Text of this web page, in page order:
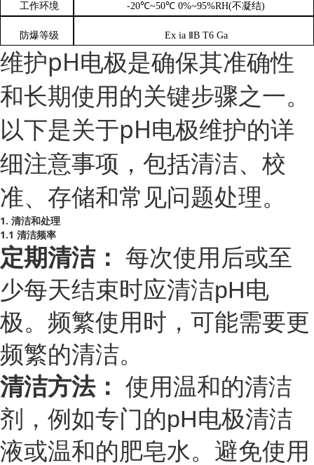
工作环境 -20℃~50℃ 0%~95%RH(不凝结)
防爆等级 Ex ia ⅡB T6 Ga
维护pH电极是确保其准确性
和长期使用的关键步骤之一。
以下是关于pH电极维护的详
细注意事项，包括清洁、校
准、存储和常见问题处理。
1. 清洁和处理
1.1 清洁频率
定期清洁： 每次使用后或至
少每天结束时应清洁pH电
极。频繁使用时，可能需要更
频繁的清洁。
清洁方法： 使用温和的清洁
剂，例如专门的pH电极清洁
液或温和的肥皂水。避免使用